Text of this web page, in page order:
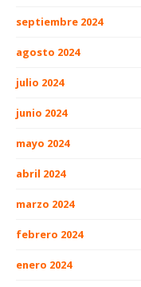
septiembre 2024
agosto 2024
julio 2024
junio 2024
mayo 2024
abril 2024
marzo 2024
febrero 2024
enero 2024